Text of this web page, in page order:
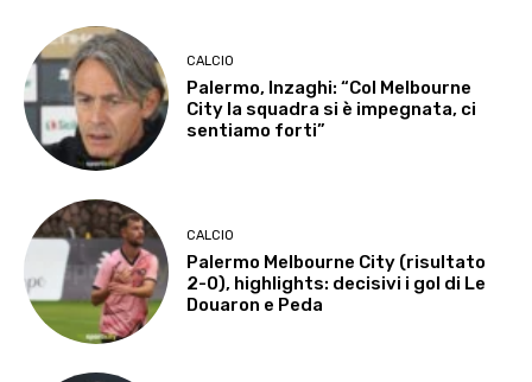
CALCIO
Palermo, Inzaghi: “Col Melbourne
City la squadra si è impegnata, ci
sentiamo forti”
CALCIO
Palermo Melbourne City (risultato
2-0), highlights: decisivi i gol di Le
Douaron e Peda